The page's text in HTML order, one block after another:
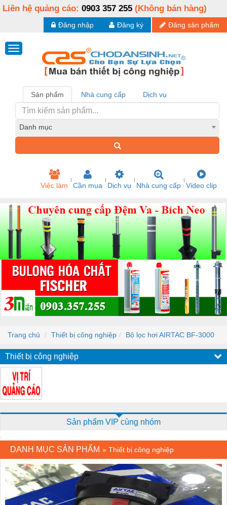
Liên hệ quảng cáo: 0903 357 255 (Không bán hàng)
Đăng sản phẩm
Đăng ký
Đăng nhập
Sản phẩm Nhà cung cấp Dịch vụ
Danh mục
Việc làm Cần mua Dịch vụ Nhà cung cấp Video clip
Trang chủ Thiết bị công nghiệp Bộ lọc hơi AIRTAC BF-3000
Thiết bị công nghiệp
Sản phẩm VIP cùng nhóm
DANH MỤC SẢN PHẨM » Thiết bị công nghiệp